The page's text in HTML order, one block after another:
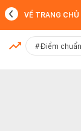
MỚI NHẤT
VỀ TRANG CHỦ
#Điểm